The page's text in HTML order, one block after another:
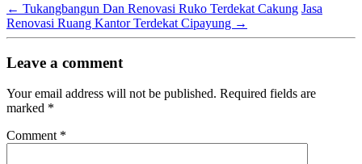
← Tukangbangun Dan Renovasi Ruko Terdekat Cakung Jasa
Renovasi Ruang Kantor Terdekat Cipayung →
Leave a comment
Your email address will not be published. Required fields are
marked *
Comment *